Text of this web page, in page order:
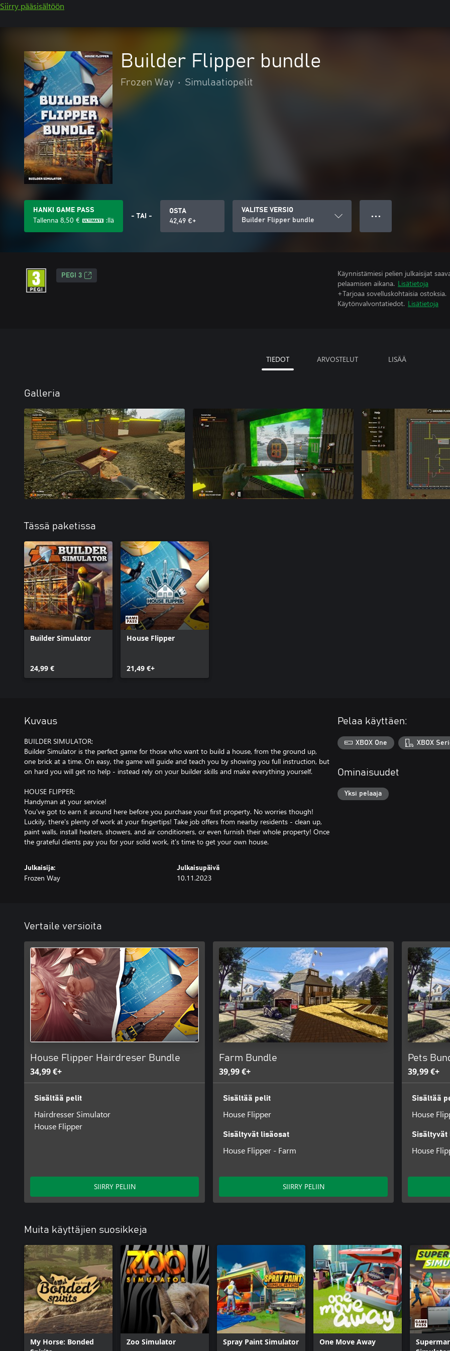
Siirry pääsisältöön
Builder Flipper bundle
Frozen Way • Simulaatiopelit
HANKI GAME PASS
Tallenna 8,50 € :llä - TAI -
OSTA
42,49 €+
VALITSE VERSIO
Builder Flipper bundle
● ● ●
PEGI 3
Käynnistämiesi pelien julkaisijat
pelaamisen aikana. Lisätietoja
+Tarjoaa sovelluskohtaisia ostoksia.
Käytönvalvontatiedot. Lisätietoja
TIEDOT ARVOSTELUT LISÄÄ
Galleria
Tässä paketissa
Builder Simulator
24,99 €
House Flipper
21,49 €+
Kuvaus
BUILDER SIMULATOR:
Builder Simulator is the perfect game for those who want to build a house, from the ground up,
one brick at a time. On easy, the game will guide and teach you by showing you full instruction, but
on hard you will get no help - instead rely on your builder skills and make everything yourself.
HOUSE FLIPPER:
Handyman at your service!
You've got to earn it around here before you purchase your first property. No worries though!
Luckily, there's plenty of work at your fingertips! Take job offers from nearby residents - clean up,
paint walls, install heaters, showers, and air conditioners, or even furnish their whole property! Once
the grateful clients pay you for your solid work, it's time to get your own house.
Julkaisija:
Frozen Way
Julkaisupäivä
10.11.2023
Pelaa käyttäen:
XBOX One XBOX
Ominaisuudet
Yksi pelaaja
Vertaile versioita
House Flipper Hairdreser Bundle
34,99 €+
Sisältää pelit
Hairdresser Simulator
House Flipper
SIIRRY PELIIN
Farm Bundle
39,99 €+
Sisältää pelit
House Flipper
Sisältyvät lisäosat
House Flipper - Farm
SIIRRY PELIIN
Pets
39,99 €+
Sisältää
House
Sisältyvät
House
Muita käyttäjien suosikkeja
My Horse: Bonded
Zoo Simulator Spray Paint Simulator One Move Away